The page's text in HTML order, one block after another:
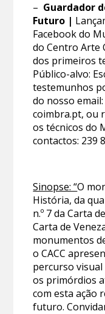
– Guardador
Futuro |
Facebook do
do Centro Arte
dos primeiros
Público-alvo:
testemunhos
do nosso
coimbra.pt, ou
os técnicos do
contactos: 239
Sinopse: “O
História, da
n.º 7 da Carta
Carta de
monumentos
o CACC
percurso visual
os primórdios
com esta ação
futuro.